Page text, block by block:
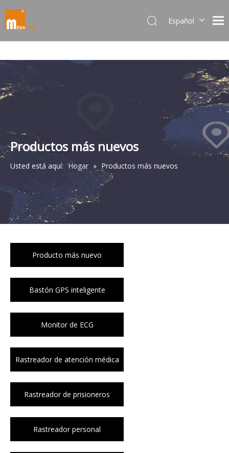
Español
日本語
Italiano
Deutsch
Français
Productos más nuevos
Usted está aquí: Hogar » Productos más nuevos
Producto más nuevo
Bastón GPS inteligente
Monitor de ECG
Rastreador de atención médica
Rastreador de prisioneros
Rastreador personal